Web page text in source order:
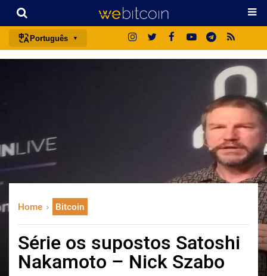
Português
italiano
deutsch
русский
العربية
ไทย
Home Bitcoin
Série os supostos Satoshi
Nakamoto – Nick Szabo